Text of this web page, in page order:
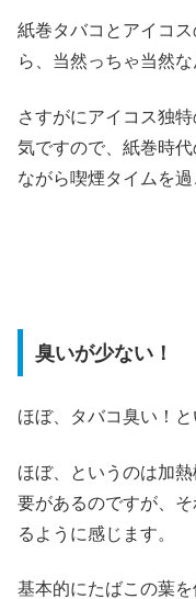
紙巻タバコとアイコ
ら、当然っちゃ当然
さすがにアイコス独
気ですので、紙巻時
ながら喫煙タイムを
臭いが少ない！
ほぼ、タバコ臭い！
ほぼ、というのは加
要があるのですが、
るように感じます。
基本的にたばこの葉